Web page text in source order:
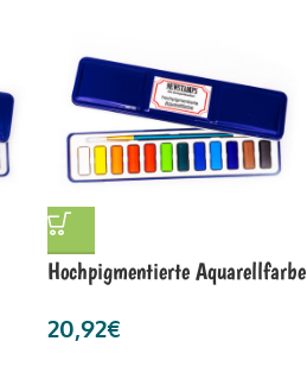
Hochpigmentierte Aquarellfarbe
20,92€